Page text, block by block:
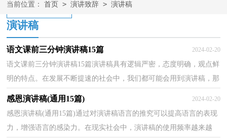
工作方案
当前位置： 首页 > 演讲致辞 > 演讲稿
演讲稿
语文课前三分钟演讲稿15篇 2024-02-20
语文课前三分钟演讲稿15篇演讲稿具有逻辑严密，态度明确，观点鲜
明的特点。在发展不断提速的社会中，我们都可能会用到演讲稿，那
感恩演讲稿(通用15篇) 2024-02-20
感恩演讲稿(通用15篇)通过对演讲稿语言的推究可以提高语言的表现
力，增强语言的感染力。在现实社会中，演讲稿的使用频率越来越